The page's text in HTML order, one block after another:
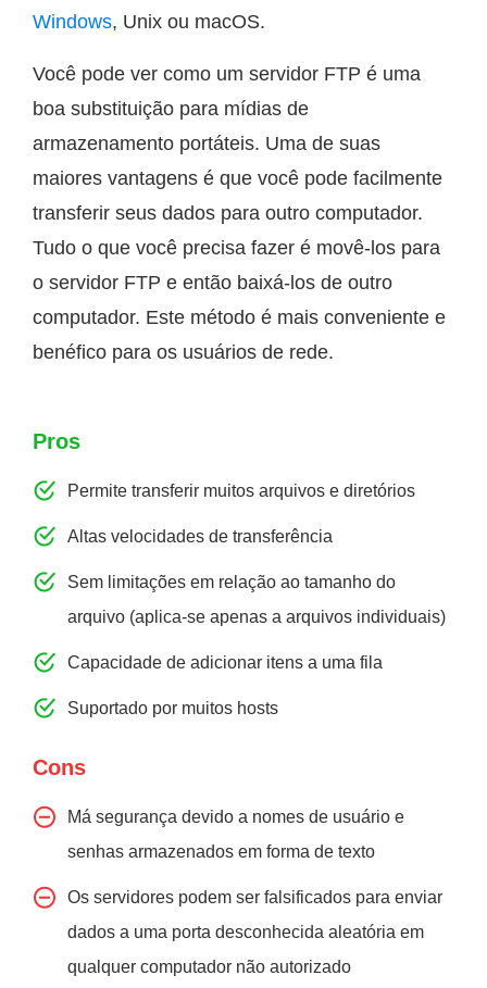
Windows, Unix ou macOS.
Você pode ver como um servidor FTP é uma
boa substituição para mídias de
armazenamento portáteis. Uma de suas
maiores vantagens é que você pode facilmente
transferir seus dados para outro computador.
Tudo o que você precisa fazer é movê-los para
o servidor FTP e então baixá-los de outro
computador. Este método é mais conveniente e
benéfico para os usuários de rede.
Pros
Permite transferir muitos arquivos e diretórios
Altas velocidades de transferência
Sem limitações em relação ao tamanho do
arquivo (aplica-se apenas a arquivos individuais)
Capacidade de adicionar itens a uma fila
Suportado por muitos hosts
Cons
Má segurança devido a nomes de usuário e
senhas armazenados em forma de texto
Os servidores podem ser falsificados para enviar
dados a uma porta desconhecida aleatória em
qualquer computador não autorizado